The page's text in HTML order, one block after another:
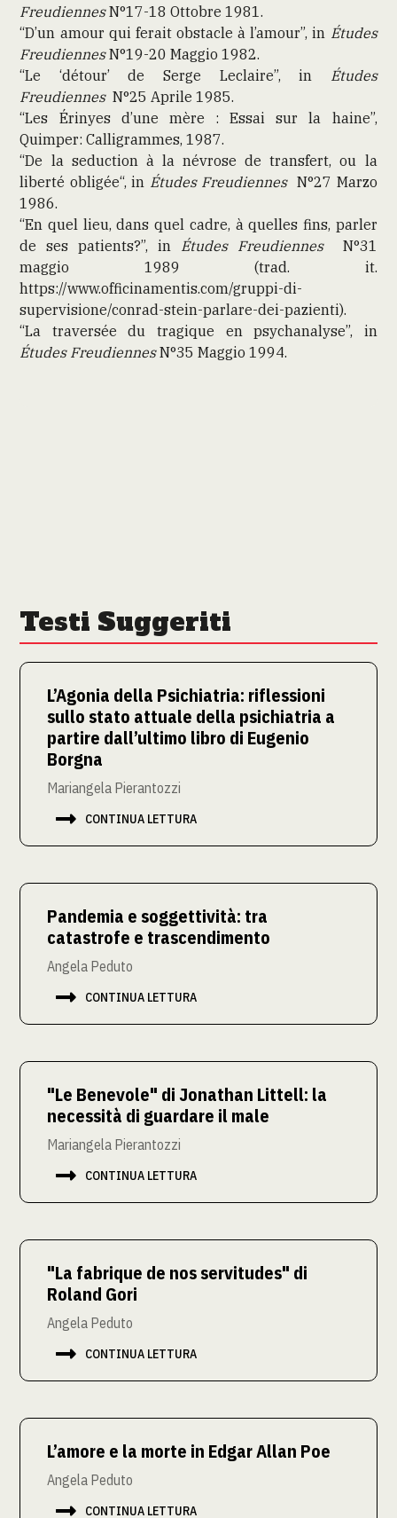
FreudiennesN°17-18 Ottobre 1981.
“D’un amour qui ferait obstacle à l’amour”, in Études
FreudiennesN°19-20 Maggio 1982.
“Le ‘détour’ de Serge Leclaire”, in Études
FreudiennesN°25 Aprile 1985.
“Les Érinyes d’une mère : Essai sur la haine”,
Quimper: Calligrammes, 1987.
“De la seduction à la névrose de transfert, ou la
liberté obligée“, in Études FreudiennesN°27 Marzo
1986.
“En quel lieu, dans quel cadre, à quelles fins, parler
de ses patients?”, in Études FreudiennesN°31
maggio 1989 (trad. it.
https://www.officinamentis.com/gruppi-di-
supervisione/conrad-stein-parlare-dei-pazienti).
“La traversée du tragique en psychanalyse”, in
Études FreudiennesN°35 Maggio 1994.
Testi Suggeriti
L’Agonia della Psichiatria: riflessioni
sullo stato attuale della psichiatria a
partire dall’ultimo libro di Eugenio
Borgna
Mariangela Pierantozzi
 CONTINUA LETTURA
Pandemia e soggettività: tra
catastrofe e trascendimento
Angela Peduto
 CONTINUA LETTURA
"Le Benevole" di Jonathan Littell: la
necessità di guardare il male
Mariangela Pierantozzi
 CONTINUA LETTURA
"La fabrique de nos servitudes" di
Roland Gori
Angela Peduto
 CONTINUA LETTURA
L’amore e la morte in Edgar Allan Poe
Angela Peduto
 CONTINUA LETTURA